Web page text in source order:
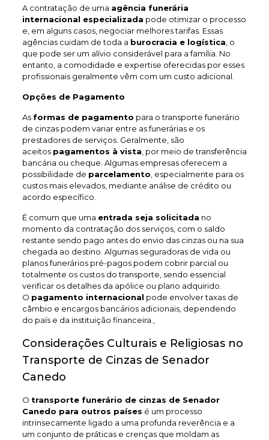
A contratação de uma agência funerária
internacional especializada pode otimizar o processo
e, em alguns casos, negociar melhores tarifas. Essas
agências cuidam de toda a burocracia e logística , o
que pode ser um alívio considerável para a família. No
entanto, a comodidade e expertise oferecidas por esses
profissionais geralmente vêm com um custo adicional.
Opções de Pagamento
As formas de pagamento para o transporte funerário
de cinzas podem variar entre as funerárias e os
prestadores de serviços. Geralmente, são
aceitos pagamentos à vista , por meio de transferência
bancária ou cheque. Algumas empresas oferecem a
possibilidade de parcelamento , especialmente para os
custos mais elevados, mediante análise de crédito ou
acordo específico.
É comum que uma entrada seja solicitada no
momento da contratação dos serviços, com o saldo
restante sendo pago antes do envio das cinzas ou na sua
chegada ao destino. Algumas seguradoras de vida ou
planos funerários pré-pagos podem cobrir parcial ou
totalmente os custos do transporte, sendo essencial
verificar os detalhes da apólice ou plano adquirido.
O pagamento internacional pode envolver taxas de
câmbio e encargos bancários adicionais, dependendo
do país e da instituição financeira.,
Considerações Culturais e Religiosas no
Transporte de Cinzas de Senador
Canedo
O transporte funerário de cinzas de Senador
Canedo para outros países é um processo
intrinsecamente ligado a uma profunda reverência e a
um conjunto de práticas e crenças que moldam as